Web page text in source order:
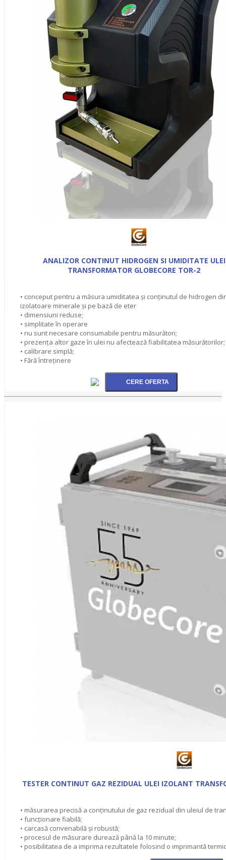
ANALIZOR CONTINUT HIDROGEN SI UMIDITATE ULEI
TRANSFORMATOR GLOBECORE TOR-2
• conceput pentru a măsura umiditatea şi conţinutul de hidrogen
izolatoare minerale şi pe bază de eter
• dimensiuni reduse;
• simplitate în operare
• nu sunt necesare consumabile pentru măsurători;
• prezenţa altor gaze în ulei nu afectează fiabilitatea măsurătorilor;
• calibrare simplă;
• Fără întreţinere
TESTER CONTINUT GAZ REZIDUAL ULEI IZOLANT
• măsurarea precisă a conţinutului de gaz rezidual din uleiul de
• funcţionare fiabilă;
• carcasă convenabilă şi robustă;
• procesul de măsurare durează până la 10 minute;
• posibilitatea de a imprima rezultatele folosind o imprimantă